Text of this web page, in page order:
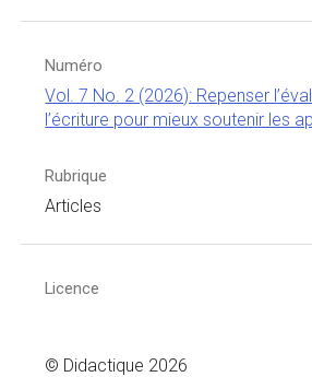
Numéro
Vol. 7 No. 2 (2026): Repenser
l’écriture pour mieux soutenir les
Rubrique
Articles
Licence
© Didactique 2026